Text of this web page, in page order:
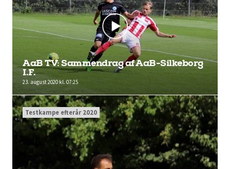
AaB TV: Sammendrag af AaB-Silkeborg
I.F.
23. august 2020 kl. 07:25
Testkampe efterår 2020